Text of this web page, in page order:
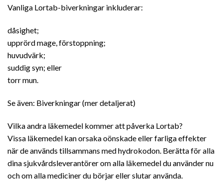
Vanliga Lortab-biverkningar inkluderar:
dåsighet;
upprörd mage, förstoppning;
huvudvärk;
suddig syn; eller
torr mun.
Se även: Biverkningar (mer detaljerat)
Vilka andra läkemedel kommer att påverka Lortab?
Vissa läkemedel kan orsaka oönskade eller farliga effekter
när de används tillsammans med hydrokodon. Berätta för alla
dina sjukvårdsleverantörer om alla läkemedel du använder nu
och om alla mediciner du börjar eller slutar använda.